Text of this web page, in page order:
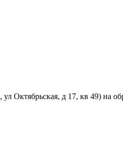
Октябрьская, д 17, кв 49) на